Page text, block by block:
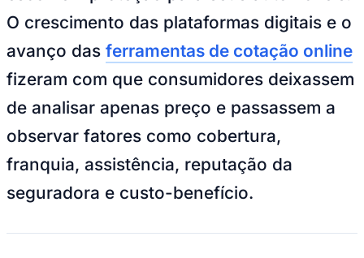
NFL
UFC
Tênis (ATP)
MLB
Atletismo
NBB
Competições de Futebol
Brasileirão Série A
Copa do Brasil
O crescimento das plataformas digitais e o
avanço das ferramentas de cotação online
fizeram com que consumidores deixassem
de analisar apenas preço e passassem a
observar fatores como cobertura,
franquia, assistência, reputação da
seguradora e custo-benefício.